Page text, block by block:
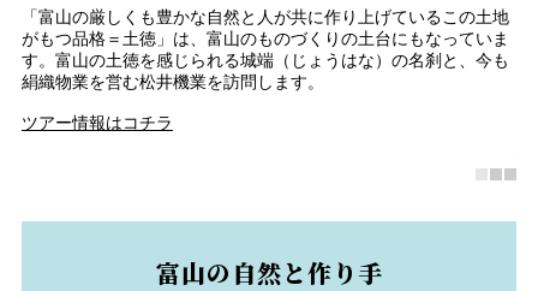
「富山の厳しくも豊かな自然と人が共に作り上げているこの土地
がもつ品格＝土徳」は、富山のものづくりの土台にもなっていま
す。富山の土徳を感じられる城端（じょうはな）の名刹と、今も
絹織物業を営む松井機業を訪問します。
ツアー情報はコチラ
富山の自然と作り手